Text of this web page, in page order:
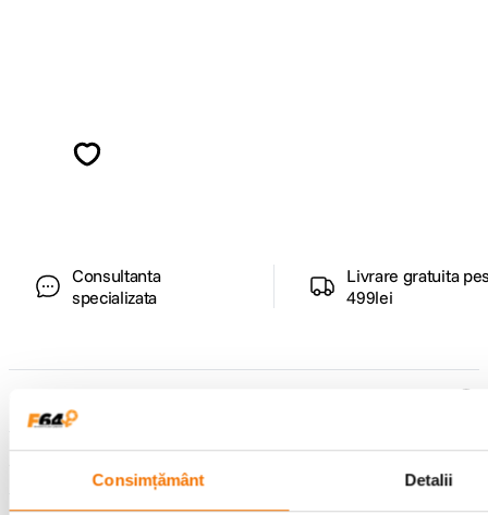
Consimțământ Detalii
Consultanta
specializata
Livrare gratuita
499lei